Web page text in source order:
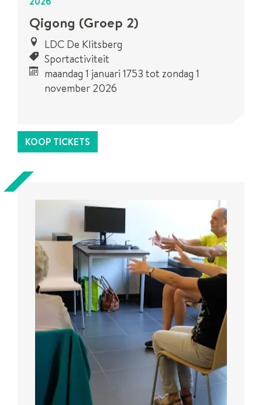
Qigong (Groep 2)
LDC De Klitsberg
Sportactiviteit
maandag 1 januari 1753 tot zondag 1
november 2026
activiteit.
KOOP TICKETS